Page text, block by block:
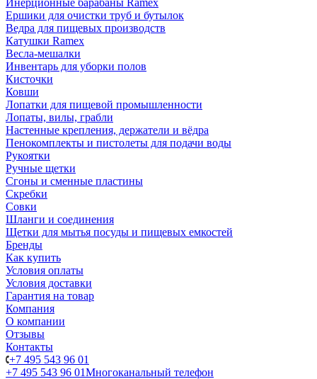
Инерционные барабаны Ramex
Ершики для очистки труб и бутылок
Ведра для пищевых производств
Катушки Ramex
Весла-мешалки
Инвентарь для уборки полов
Кисточки
Ковши
Лопатки для пищевой промышленности
Лопаты, вилы, грабли
Настенные крепления, держатели и вёдра
Пенокомплекты и пистолеты для подачи воды
Рукоятки
Ручные щетки
Сгоны и сменные пластины
Скребки
Совки
Шланги и соединения
Щетки для мытья посуды и пищевых емкостей
Бренды
Как купить
Условия оплаты
Условия доставки
Гарантия на товар
Компания
О компании
Отзывы
Контакты
+7 495 543 96 01
+7 495 543 96 01Многоканальный телефон